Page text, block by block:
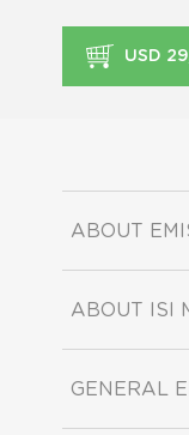
USD
ABOUT
ABOUT ISI
GENERAL